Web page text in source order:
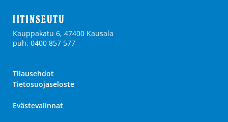
Kauppakatu 6, 47400 Kausala
puh. 0400 857 577
Tilausehdot
Tietosuojaseloste
Evästevalinnat